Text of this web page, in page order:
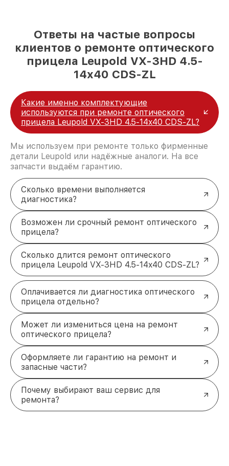
Ответы на частые вопросы
клиентов о ремонте оптического
прицела Leupold VX-3HD 4.5-
14x40 CDS-ZL
Какие именно комплектующие
используются при ремонте оптического
прицела Leupold VX-3HD 4.5-14x40 CDS-ZL?
Мы используем при ремонте только фирменные
детали Leupold или надёжные аналоги. На все
запчасти выдаём гарантию.
Сколько времени выполняется
диагностика?
Возможен ли срочный ремонт оптического
прицела?
Сколько длится ремонт оптического
прицела Leupold VX-3HD 4.5-14x40 CDS-ZL?
Оплачивается ли диагностика оптического
прицела отдельно?
Может ли измениться цена на ремонт
оптического прицела?
Оформляете ли гарантию на ремонт и
запасные части?
Почему выбирают ваш сервис для
ремонта?